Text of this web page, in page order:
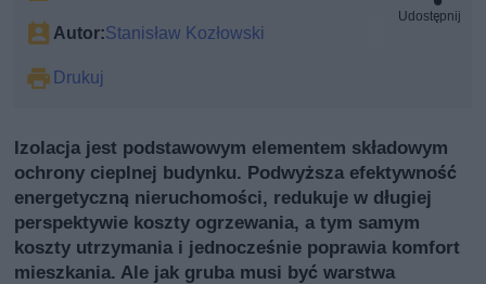
Autor:Stanisław Kozłowski
Drukuj
Udostępnij
Izolacja jest podstawowym elementem składowym
ochrony cieplnej budynku. Podwyższa efektywność
energetyczną nieruchomości, redukuje w długiej
perspektywie koszty ogrzewania, a tym samym
koszty utrzymania i jednocześnie poprawia komfort
mieszkania. Ale jak gruba musi być warstwa